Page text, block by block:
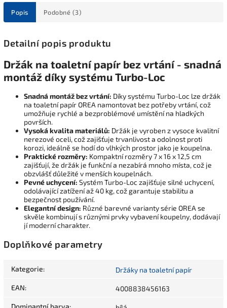
Popis Podobné (3)
Detailní popis produktu
Držák na toaletní papír bez vrtání - snadná
montáž díky systému Turbo-Loc
Snadná montáž bez vrtání: Díky systému Turbo-Loc lze držák
na toaletní papír OREA namontovat bez potřeby vrtání, což
umožňuje rychlé a bezproblémové umístění na hladkých
površích.
Vysoká kvalita materiálů: Držák je vyroben z vysoce kvalitní
nerezové oceli, což zajišťuje trvanlivost a odolnost proti
korozi, ideálně se hodí do vlhkých prostor jako je koupelna.
Praktické rozměry: Kompaktní rozměry 7 x 16 x 12,5 cm
zajišťují, že držák je funkční a nezabírá mnoho místa, což je
obzvlášť důležité v menších koupelnách.
Pevné uchycení: Systém Turbo-Loc zajišťuje silné uchycení,
odolávající zatížení až 40 kg, což garantuje stabilitu a
bezpečnost používání.
Elegantní design: Různé barevné varianty série OREA se
skvěle kombinují s různými prvky vybavení koupelny, dodávají
jí moderní charakter.
Doplňkové parametry
Kategorie: Držáky na toaletní papír
EAN: 4008838456163
Dominantní barva: